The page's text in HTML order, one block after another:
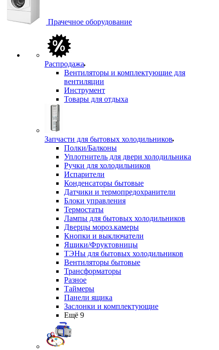
Прачечное оборудование
Распродажа
Вентиляторы и комплектующие для
вентиляции
Инструмент
Товары для отдыха
Запчасти для бытовых холодильников
Полки/Балконы
Уплотнитель для двери холодильника
Ручки для холодильников
Испарители
Конденсаторы бытовые
Датчики и термопредохранители
Блоки управления
Термостаты
Лампы для бытовых холодильников
Дверцы мороз.камеры
Кнопки и выключатели
Ящики/Фруктовницы
ТЭНы для бытовых холодильников
Вентиляторы бытовые
Трансформаторы
Разное
Таймеры
Панели ящика
Заслонки и комплектующие
Ещё 9